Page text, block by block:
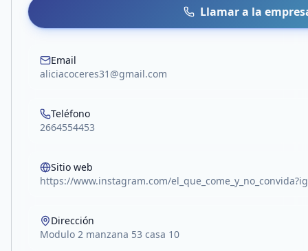
Llamar a la
Email
aliciacoceres31@gmail.com
Teléfono
2664554453
Sitio web
https://www.instagram.com/
Dirección
Modulo 2 manzana 53 casa 10